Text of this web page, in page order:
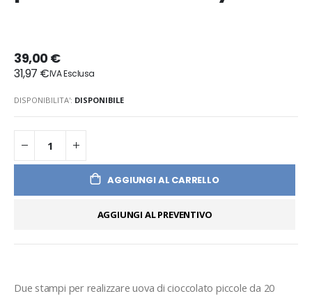
39,00 €
31,97 €
DISPONIBILITA': DISPONIBILE
AGGIUNGI AL CARRELLO
AGGIUNGI AL PREVENTIVO
Due stampi per realizzare uova di cioccolato piccole da 20